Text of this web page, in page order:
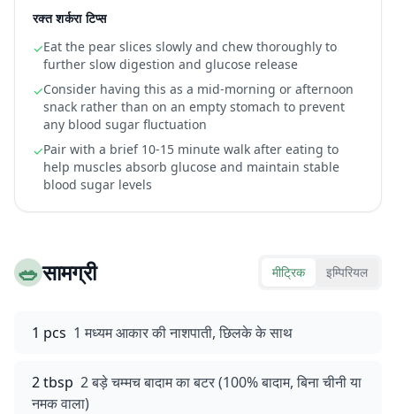
रक्त शर्करा टिप्स
✓Eat the pear slices slowly and chew thoroughly to
further slow digestion and glucose release
✓Consider having this as a mid-morning or afternoon
snack rather than on an empty stomach to prevent
any blood sugar fluctuation
✓Pair with a brief 10-15 minute walk after eating to
help muscles absorb glucose and maintain stable
blood sugar levels
🥗सामग्री मीट्रिक इम्पिरियल
1 pcs 1 मध्यम आकार की नाशपाती, छिलके के साथ
2 tbsp 2 बड़े चम्मच बादाम का बटर (100% बादाम, बिना चीनी या
नमक वाला)